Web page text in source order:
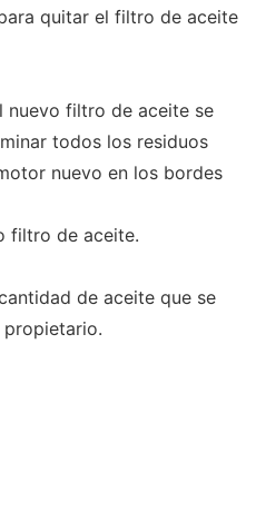
quitar el filtro de aceite
nuevo filtro de aceite se
todos los residuos
nuevo en los bordes
filtro de aceite.
de aceite que se
propietario.